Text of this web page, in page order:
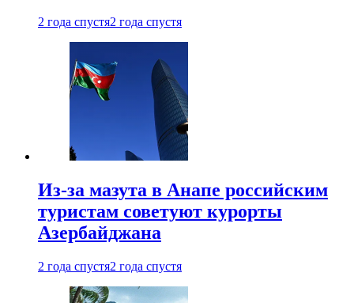
2 года спустя2 года спустя
Из-за мазута в Анапе российским
туристам советуют курорты
Азербайджана
2 года спустя2 года спустя